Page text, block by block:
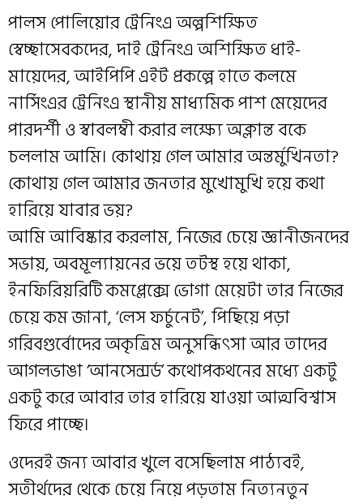
পালস পোলিয়োর ট্রেনিংএ অল্পশিক্ষিত
স্বেচ্ছাসেবকদের, দাই ট্রেনিংএ অশিক্ষিত ধাই-
মায়েদের, আইপিপি এইট প্রকল্পে হাতে কলমে
নার্সিংএর ট্রেনিংএ স্থানীয় মাধ্যমিক পাশ মেয়েদের
পারদর্শী ও স্বাবলম্বী করার লক্ষ্যে অক্লান্ত বকে
চললাম আমি। কোথায় গেল আমার অন্তর্মুখিনতা?
কোথায় গেল আমার জনতার মুখোমুখি হয়ে কথা
হারিয়ে যাবার ভয়?
আমি আবিষ্কার করলাম, নিজের চেয়ে জ্ঞানীজনদের
সভায়, অবমূল্যায়নের ভয়ে তটস্থ হয়ে থাকা,
ইনফিরিয়রিটি কমপ্লেক্সে ভোগা মেয়েটা তার নিজের
চেয়ে কম জানা, ‘লেস ফর্চুনেট’, পিছিয়ে পড়া
গরিবগুর্বোদের অকৃত্রিম অনুসন্ধিৎসা আর তাদের
আগলভাঙা ‘আনসেন্সর্ড’ কথোপকথনের মধ্যে একটু
একটু করে আবার তার হারিয়ে যাওয়া আত্মবিশ্বাস
ফিরে পাচ্ছে।
ওদেরই জন্য আবার খুলে বসেছিলাম পাঠ্যবই,
সতীর্থদের থেকে চেয়ে নিয়ে পড়তাম নিত্যনতুন